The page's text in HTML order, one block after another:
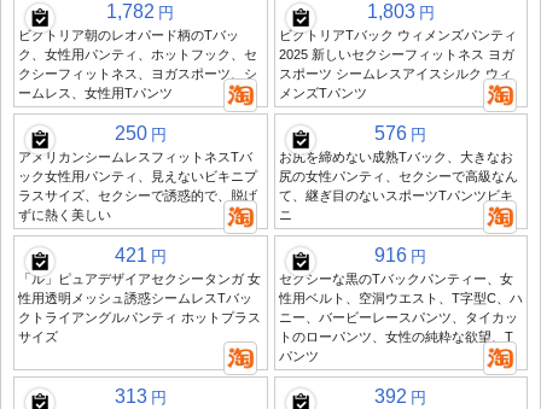
1,782 円
ビクトリア朝のレオパード柄のTバッ
ク、女性用パンティ、ホットフック、セ
クシーフィットネス、ヨガスポーツ、シ
ームレス、女性用Tパンツ
1,803 円
ビクトリアTバック ウィメンズパンティ
2025 新しいセクシーフィットネス ヨガ
スポーツ シームレスアイスシルク ウィ
メンズTパンツ
250 円
アメリカンシームレスフィットネスTバ
ック女性用パンティ、見えないビキニプ
ラスサイズ、セクシーで誘惑的で、脱げ
ずに熱く美しい
576 円
お尻を締めない成熟Tバック、大きなお
尻の女性パンティ、セクシーで高級なん
て、継ぎ目のないスポーツTパンツビキ
ニ
421 円
「ル」ピュアデザイアセクシータンガ 女
性用透明メッシュ誘惑シームレスTバッ
クトライアングルパンティ ホットプラス
サイズ
916 円
セクシーな黒のTバックパンティー、女
性用ベルト、空洞ウエスト、T字型C、ハ
ニー、バービーレースパンツ、タイカッ
トのローパンツ、女性の純粋な欲望、T
パンツ
313 円 392 円